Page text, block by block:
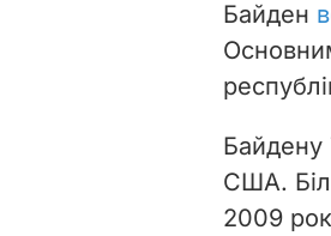
Байден
Байдену
США.
2009